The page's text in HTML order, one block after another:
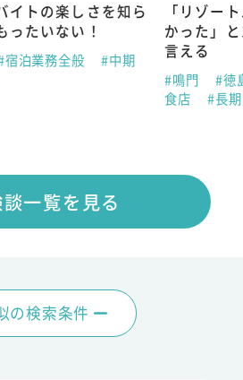
イトの楽しさを知ら
ったいない！
宿泊業務全般
#中期
「リゾー
かった」
言える
#鳴門
#徳
食店
#長
一覧を見る
の検索条件